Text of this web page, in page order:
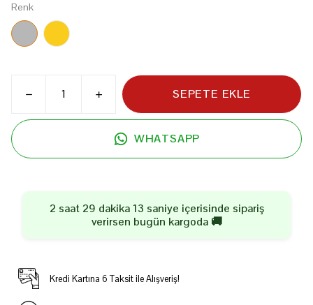
Renk
SEPETE EKLE
WHATSAPP
2 saat 29 dakika 13 saniye içerisinde sipariş
verirsen bugün kargoda 🚚
Kredi Kartına 6 Taksit ile Alışveriş!